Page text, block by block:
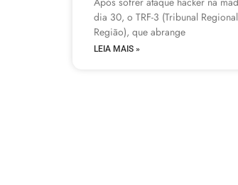
dia 30, o TRF-3 (Tribunal
Região), que abrange
LEIA MAIS »